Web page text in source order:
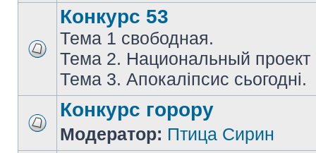
Конкурс 53
Тема 1 свободная.
Тема 2. Национальный проект
Тема 3. Апокаліпсис сьогодні.
Конкурс горору
Модератор: Птица Сирин